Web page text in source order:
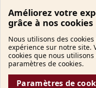
Copyright© 2026 IggImmo.
Cookies
Améliorez votre
grâce à nos cookies
Nous utilisons des
expérience sur notre site.
cookies que nous
paramètres de cookies.
Paramètres de